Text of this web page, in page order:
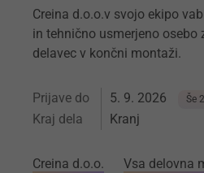
Creina d.o.o.v svojo ekipo
in tehnično usmerjeno osebo
delavec v končni montaži.
Prijave do 5. 9. 2026 Še
Kraj dela Kranj
Creina d.o.o. Vsa delovna